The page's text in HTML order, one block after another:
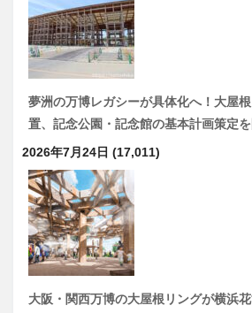
夢洲の万博レガシーが具体化へ！大屋
置、記念公園・記念館の基本計画策定
2026年7月24日 (17,011)
大阪・関西万博の大屋根リングが横浜